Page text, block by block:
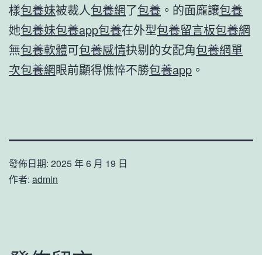
樣包養妹被裁人包養網了包養 。的面龐讓包養
她包養妹包養app包養在外型包養留言板包養網
無包養軟體可包養感情抉剔的女配角包養網單
次包養網眼前顯得憔悴不勝包養app 。
發佈日期: 2025 年 6 月 19 日
作者: admin